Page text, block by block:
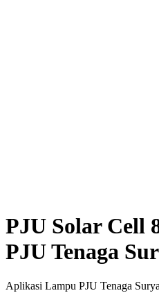
PJU Solar Cell
PJU Tenaga
Aplikasi Lampu PJU Tenaga